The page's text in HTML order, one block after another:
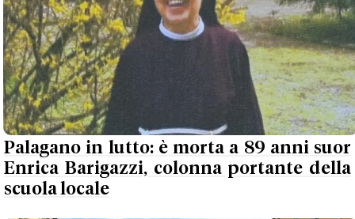
Palagano in lutto: è morta a 89 anni suor
Enrica Barigazzi, colonna portante della
scuola locale